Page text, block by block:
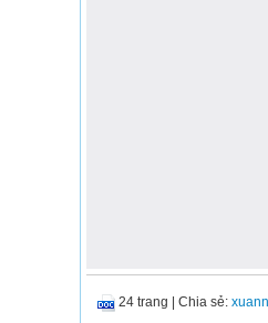
24 trang Chia sẻ: